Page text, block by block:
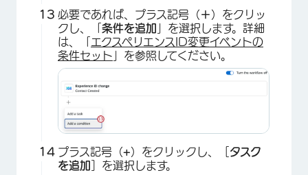
×
必要であれば、プラス記号（＋）をクリッ
クし、「 条件を追加
」を選択します。詳細
は、「
エクスペリエンスID変更イベントの
条件セット 」を参照してください。
プラス記号（+）をクリックし、［ タスク
を追加
］を選択します。